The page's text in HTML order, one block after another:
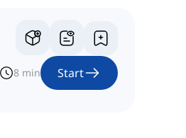
8 min Start